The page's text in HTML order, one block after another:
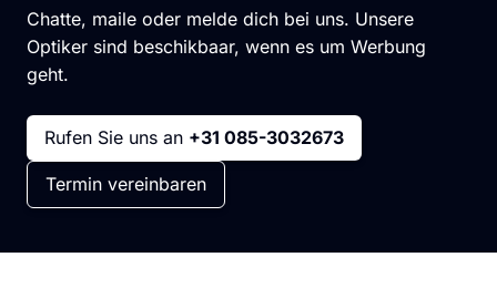
Chatte, maile oder melde dich bei uns. Unsere
Optiker sind beschikbaar, wenn es um Werbung
geht.
Rufen Sie uns an +31 085-3032673
Termin vereinbaren